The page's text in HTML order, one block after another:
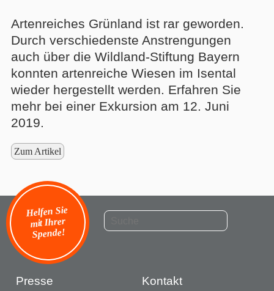
Artenreiches Grünland ist rar geworden.
Durch verschiedenste Anstrengungen
auch über die Wildland-Stiftung Bayern
konnten artenreiche Wiesen im Isental
wieder hergestellt werden. Erfahren Sie
mehr bei einer Exkursion am 12. Juni
2019.
Zum Artikel
Helfen Sie
mit Ihrer
Spende!
Presse Kontakt